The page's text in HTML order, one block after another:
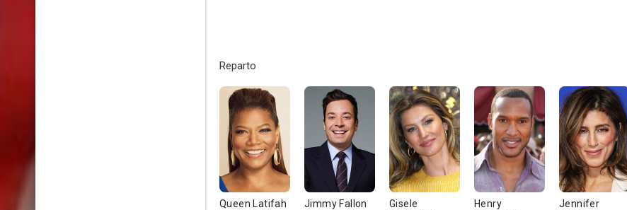
Reparto
Queen Latifah Jimmy Fallon
Gisele
Henry
Jennifer